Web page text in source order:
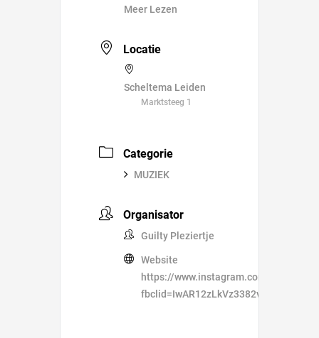
Meer Lezen
Locatie
Scheltema Leiden
Marktsteeg 1
Categorie
MUZIEK
Organisator
Guilty Pleziertje
Website
https://www.instagram.com/